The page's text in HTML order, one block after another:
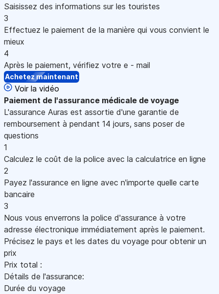
Saisissez des informations sur les touristes
3
Effectuez le paiement de la manière qui vous convient le
mieux
4
Après le paiement, vérifiez votre e - mail
Achetez maintenant
Voir la vidéo
Paiement de l'assurance médicale de voyage
L'assurance Auras est assortie d'une garantie de
remboursement à pendant 14 jours, sans poser de
questions
1
Calculez le coût de la police avec la calculatrice en ligne
2
Payez l'assurance en ligne avec n'importe quelle carte
bancaire
3
Nous vous enverrons la police d'assurance à votre
adresse électronique immédiatement après le paiement.
Précisez le pays et les dates du voyage pour obtenir un
prix
Prix total :
Détails de l'assurance:
Durée du voyage